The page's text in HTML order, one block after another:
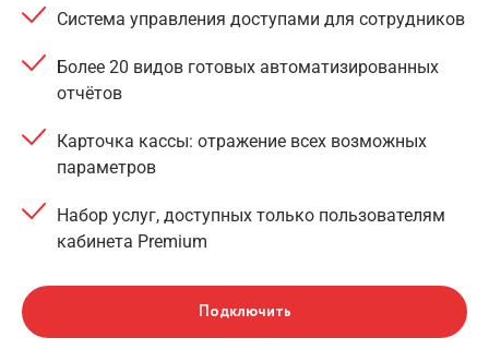
Система управления доступами для сотрудников
Более 20 видов готовых автоматизированных
отчётов
Карточка кассы: отражение всех возможных
параметров
Набор услуг, доступных только пользователям
кабинета Premium
Подключить